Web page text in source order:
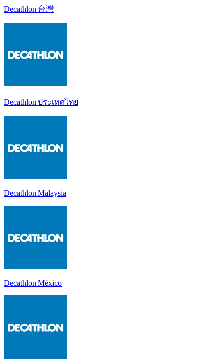
Decathlon 台灣
Decathlon ประเทศไทย
Decathlon Malaysia
Decathlon México